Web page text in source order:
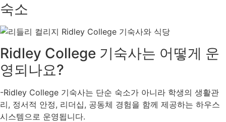
숙소
Ridley College 기숙사는 어떻게 운
영되나요?
-Ridley College 기숙사는 단순 숙소가 아니라 학생의 생활관
리, 정서적 안정, 리더십, 공동체 경험을 함께 제공하는 하우스
시스템으로 운영됩니다.